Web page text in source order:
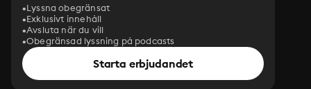
Lyssna obegränsat
Exklusivt innehåll
Avsluta när du vill
Obegränsad lyssning på podcasts
Starta erbjudandet